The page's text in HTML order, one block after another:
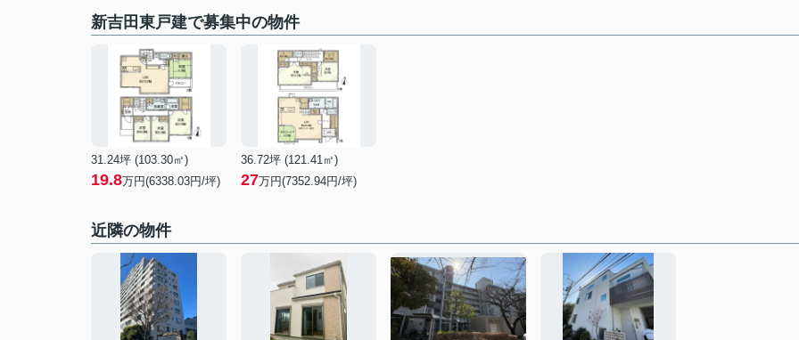
新吉田東戸建で募集中の物件
31.24坪 (103.30㎡)
19.8万円(6338.03円/坪)
36.72坪 (121.41㎡)
27万円(7352.94円/坪)
近隣の物件